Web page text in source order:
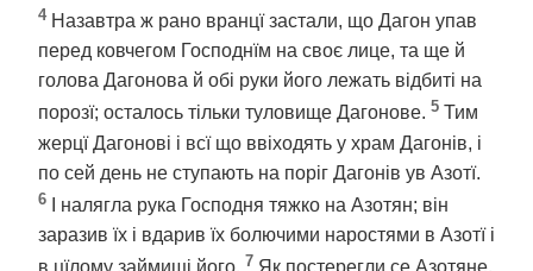
4 Назавтра ж рано вранцї застали, що Дагон упав
перед ковчегом Господнїм на своє лице, та ще й
голова Дагонова й обі руки його лежать відбиті на
порозї; осталось тільки туловище Дагонове. 5 Тим
жерцї Дагонові і всї що ввіходять у храм Дагонів, і
по сей день не ступають на поріг Дагонів ув Азотї.
6
І налягла рука Господня тяжко на Азотян; він
заразив їх і вдарив їх болючими наростями в Азотї і
7